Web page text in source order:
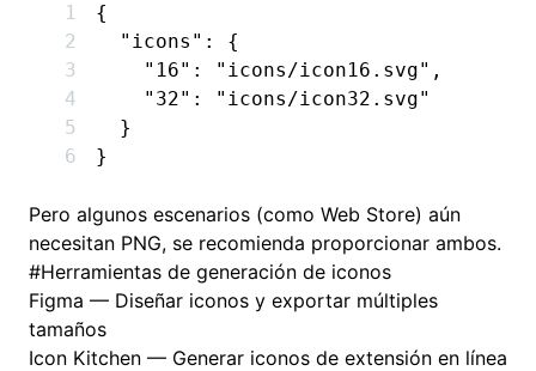
{
  "icons"
:
{
    "16"
: "icons/icon16.svg" ,
    "32"
:
"icons/icon32.svg"
  }
}
Pero algunos escenarios (como Web Store) aún
necesitan PNG, se recomienda proporcionar ambos.
#Herramientas de generación de iconos
Figma — Diseñar iconos y exportar múltiples
tamaños
Icon Kitchen — Generar iconos de extensión en línea